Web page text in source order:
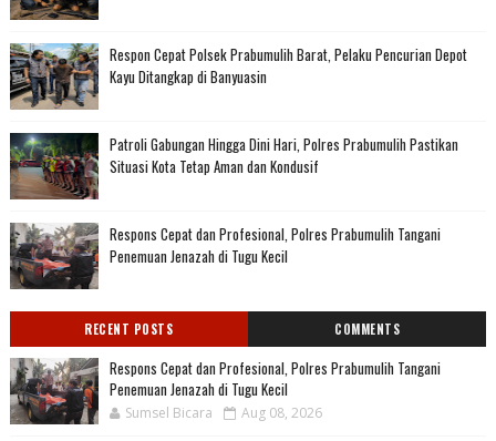
Respon Cepat Polsek Prabumulih Barat, Pelaku Pencurian Depot
Kayu Ditangkap di Banyuasin
Patroli Gabungan Hingga Dini Hari, Polres Prabumulih Pastikan
Situasi Kota Tetap Aman dan Kondusif
Respons Cepat dan Profesional, Polres Prabumulih Tangani
Penemuan Jenazah di Tugu Kecil
RECENT POSTS COMMENTS
Respons Cepat dan Profesional, Polres Prabumulih Tangani
Penemuan Jenazah di Tugu Kecil
Sumsel Bicara Aug 08, 2026